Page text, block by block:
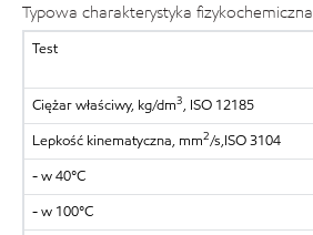
Typowa charakterystyka fizykochemiczna
Test
Ciężar właściwy, kg/dm3, ISO 12185
Lepkość kinematyczna, mm2/s,ISO 3104
- w 40°C
- w 100°C